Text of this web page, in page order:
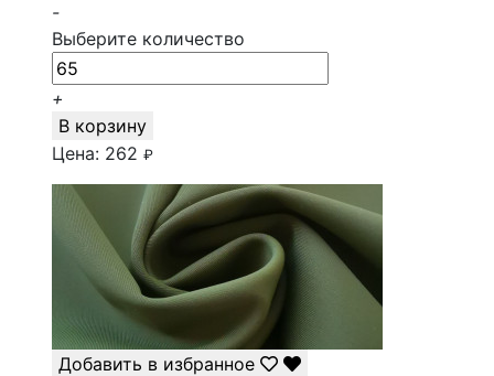
-
Выберите количество
+
В корзину
Цена: 262 ₽
Добавить в избранное